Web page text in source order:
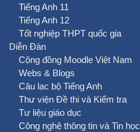
Tiếng Anh 11
Tiếng Anh 12
Tốt nghiệp THPT quốc gia
Diễn Đàn
Cộng đồng Moodle Việt Nam
Webs & Blogs
Câu lạc bộ Tiếng Anh
Thư viện Đề thi và Kiểm tra
Tư liệu giáo dục
Công nghệ thông tin và Tin học